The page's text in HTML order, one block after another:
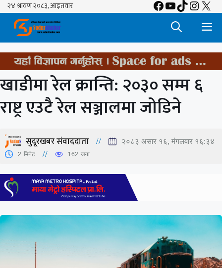
Skip
content
Facebook
YouTube
TikTok
X
खाडीमा रेल क्रान्ति: २०३० सम्म ६
राष्ट्र एउटै रेल सञ्जालमा जोडिने
सुदूरखबर संवाददाता २०८३ असार १६, मंगलवार १६:३४
2 मिनेट 162 जना